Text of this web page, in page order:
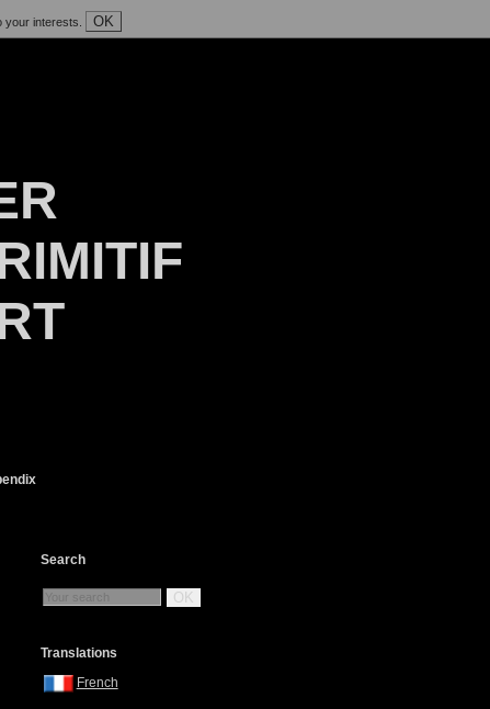
your interests. OK
Search
OK
Translations
French